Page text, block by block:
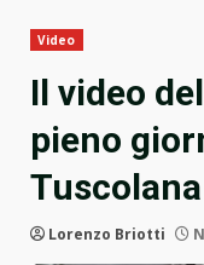
Video
Il video
pieno
Lorenzo Briotti